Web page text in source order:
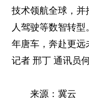
技术领航全球，并
人驾驶等数智转
年唐车，奔赴更远
记者 邢丁 通讯员
来源：冀云